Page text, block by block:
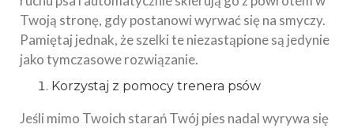
Twoją stronę, gdy postanowi wyrwać się na smyczy.
Pamiętaj jednak, że szelki te niezastąpione są jedynie
jako tymczasowe rozwiązanie.
Korzystaj z pomocy trenera psów
Jeśli mimo Twoich starań Twój pies nadal wyrywa się